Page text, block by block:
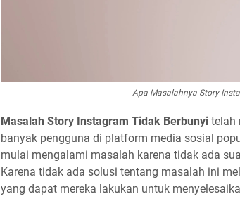
Apa Masalahnya Story
Masalah Story Instagram Tidak Berbunyi telah
banyak pengguna di platform media sosial
mulai mengalami masalah karena tidak ada
Karena tidak ada solusi tentang masalah ini
yang dapat mereka lakukan untuk